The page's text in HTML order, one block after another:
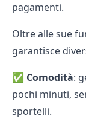
pagamenti.
Oltre alle sue
garantisce
✅ Comodità:
pochi minuti,
sportelli.